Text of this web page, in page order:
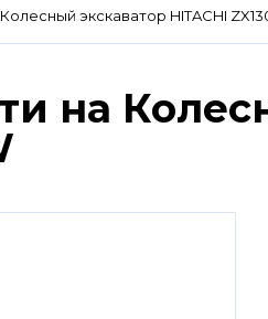
Колесный экскаватор HITACHI
на